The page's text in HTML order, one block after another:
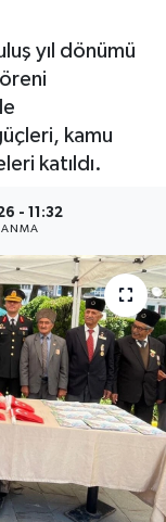
yıl dönümü
kamu
katıldı.
- 11:32